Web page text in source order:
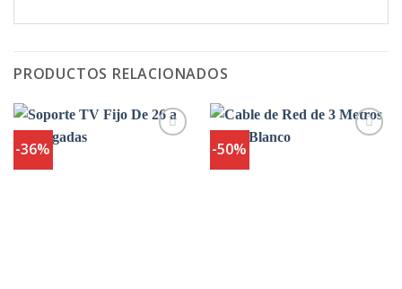
PRODUCTOS RELACIONADOS
-36% -50%